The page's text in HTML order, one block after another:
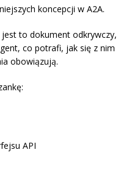
koncepcji w A2A.
to dokument odkrywczy,
co potrafi, jak się z nim
obowiązują.
API